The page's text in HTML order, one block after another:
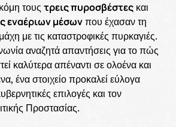
τουςτρεις πυροσβέστεςκαι
εναέριων μέσωνπου έχασαν τη
με τις καταστροφικές πυρκαγιές.
αναζητά απαντήσεις για το πώς
καλύτερα απέναντι σε ολοένα και
ένα στοιχείο προκαλεί εύλογα
επιλογές και τον
Προστασίας.